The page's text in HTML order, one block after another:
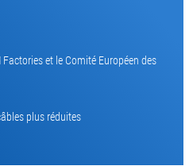
et le Comité Européen des
plus réduites